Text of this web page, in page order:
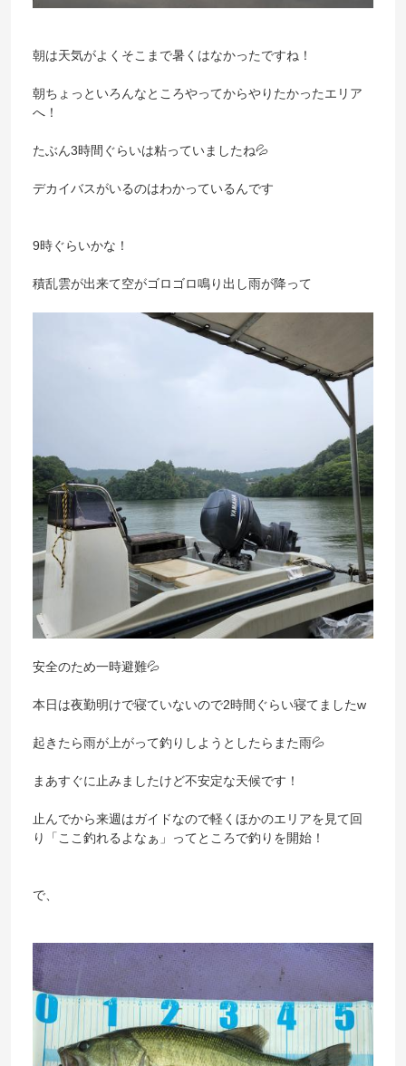
朝は天気がよくそこまで暑くはなかったですね！
朝ちょっといろんなところやってからやりたかったエリア
へ！
たぶん3時間ぐらいは粘っていましたね💦
デカイバスがいるのはわかっているんです
9時ぐらいかな！
積乱雲が出来て空がゴロゴロ鳴り出し雨が降って
安全のため一時避難💦
本日は夜勤明けで寝ていないので2時間ぐらい寝てましたw
起きたら雨が上がって釣りしようとしたらまた雨💦
まあすぐに止みましたけど不安定な天候です！
止んでから来週はガイドなので軽くほかのエリアを見て回
り「ここ釣れるよなぁ」ってところで釣りを開始！
で、